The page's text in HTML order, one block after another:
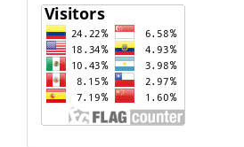
Flagcounter